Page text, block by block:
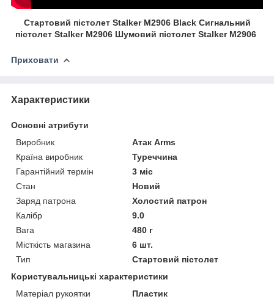
Стартовий пістолет Stalker M2906 Black Сигнальний
пістолет Stalker M2906 Шумовий пістолет Stalker M2906
Приховати
Характеристики
Основні атрибути
Виробник
Атак Arms
Країна виробник
Туреччина
Гарантійний термін
3 міс
Стан
Новий
Заряд патрона
Холостий патрон
Калібр
9.0
Вага
480 г
Місткість магазина
6 шт.
Тип
Стартовий пістолет
Користувальницькі характеристики
Матеріал рукоятки
Пластик